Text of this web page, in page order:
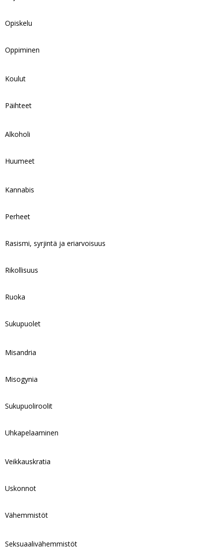
Opiskelu
Oppiminen
Koulut
Päihteet
Alkoholi
Huumeet
Kannabis
Perheet
Rasismi, syrjintä ja eriarvoisuus
Rikollisuus
Ruoka
Sukupuolet
Misandria
Misogynia
Sukupuoliroolit
Uhkapelaaminen
Veikkauskratia
Uskonnot
Vähemmistöt
Seksuaalivähemmistöt